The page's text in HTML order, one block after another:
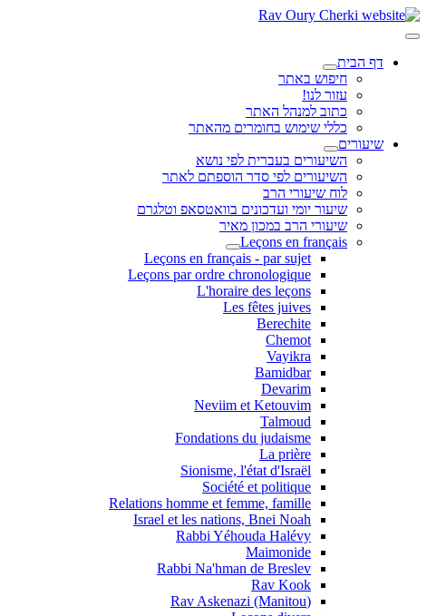
דף הבית
חיפוש באתר
עזור לנו!
כתוב למנהל האתר
כללי שימוש בחומרים מהאתר
שיעורים
השיעורים בעברית לפי נושא
השיעורים לפי סדר הוספתם לאתר
לוח שיעורי הרב
שיעור יומי ועדכונים בוואטסאפ וטלגרם
שיעורי הרב במכון מאיר
Leçons en français
Leçons en français - par sujet
Leçons par ordre chronologique
L'horaire des leçons
Les fêtes juives
Berechite
Chemot
Vayikra
Bamidbar
Devarim
Neviim et Ketouvim
Talmoud
Fondations du judaisme
La prière
Sionisme, l'état d'Israël
Société et politique
Relations homme et femme, famille
Israel et les nations, Bnei Noah
Rabbi Yéhouda Halévy
Maimonide
Rabbi Na'hman de Breslev
Rav Kook
(Rav Askenazi (Manitou